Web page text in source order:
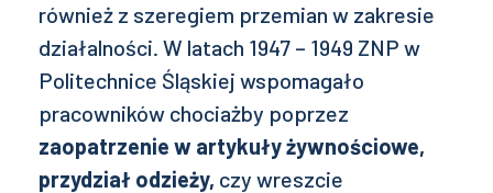
również z szeregiem przemian w zakresie
działalności. W latach 1947 – 1949 ZNP w
Politechnice Śląskiej wspomagało
pracowników chociażby poprzez
zaopatrzenie w artykuły żywnościowe,
przydział odzieży, czy wreszcie